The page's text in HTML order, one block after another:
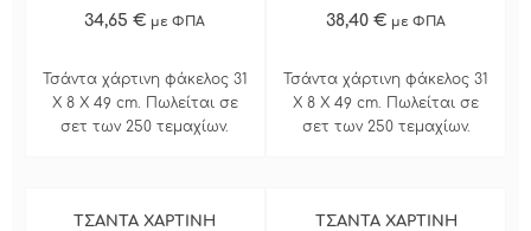
34,65 € με ΦΠΑ
Τσάντα χάρτινη φάκελος 31
Χ 8 Χ 49 cm. Πωλείται σε
σετ των 250 τεμαχίων.
38,40 € με ΦΠΑ
Τσάντα χάρτινη φάκελος 31
Χ 8 Χ 49 cm. Πωλείται σε
σετ των 250 τεμαχίων.
ΤΣΑΝΤΑ ΧΑΡΤΙΝΗ
ΤΣΑΝΤΑ ΧΑΡΤΙΝΗ